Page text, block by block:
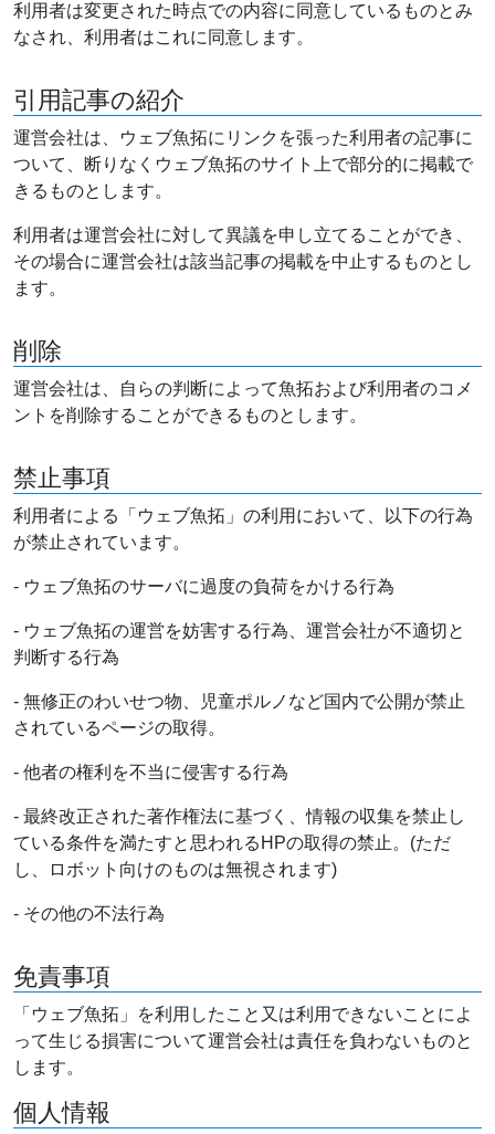
利用者は変更された時点での内容に同意しているものとみ
なされ、利用者はこれに同意します。
引用記事の紹介
運営会社は、ウェブ魚拓にリンクを張った利用者の記事に
ついて、断りなくウェブ魚拓のサイト上で部分的に掲載で
きるものとします。
利用者は運営会社に対して異議を申し立てることができ、
その場合に運営会社は該当記事の掲載を中止するものとし
ます。
削除
運営会社は、自らの判断によって魚拓および利用者のコメ
ントを削除することができるものとします。
禁止事項
利用者による「ウェブ魚拓」の利用において、以下の行為
が禁止されています。
- ウェブ魚拓のサーバに過度の負荷をかける行為
- ウェブ魚拓の運営を妨害する行為、運営会社が不適切と
判断する行為
- 無修正のわいせつ物、児童ポルノなど国内で公開が禁止
されているページの取得。
- 他者の権利を不当に侵害する行為
- 最終改正された著作権法に基づく、情報の収集を禁止し
ている条件を満たすと思われるHPの取得の禁止。(ただ
し、ロボット向けのものは無視されます)
- その他の不法行為
免責事項
「ウェブ魚拓」を利用したこと又は利用できないことによ
って生じる損害について運営会社は責任を負わないものと
します。
個人情報